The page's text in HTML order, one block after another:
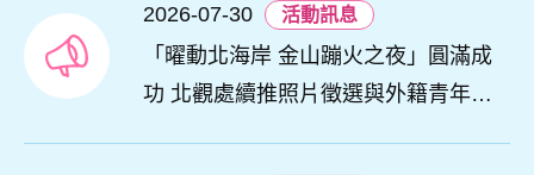
2026-07-30 活動訊息
「曜動北海岸 金山蹦火之夜」圓滿成
功 北觀處續推照片徵選與外籍青年免